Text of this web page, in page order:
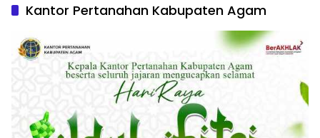
Kantor Pertanahan Kabupaten Agam